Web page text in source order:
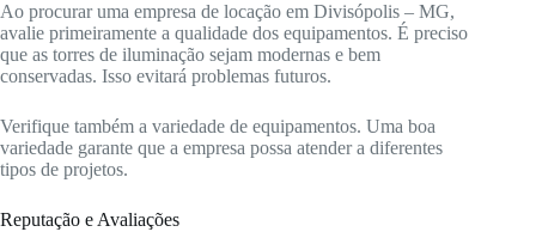
Ao procurar uma empresa de locação em Divisópolis – MG,
avalie primeiramente a qualidade dos equipamentos. É preciso
que as torres de iluminação sejam modernas e bem
conservadas. Isso evitará problemas futuros.
Verifique também a variedade de equipamentos. Uma boa
variedade garante que a empresa possa atender a diferentes
tipos de projetos.
Reputação e Avaliações